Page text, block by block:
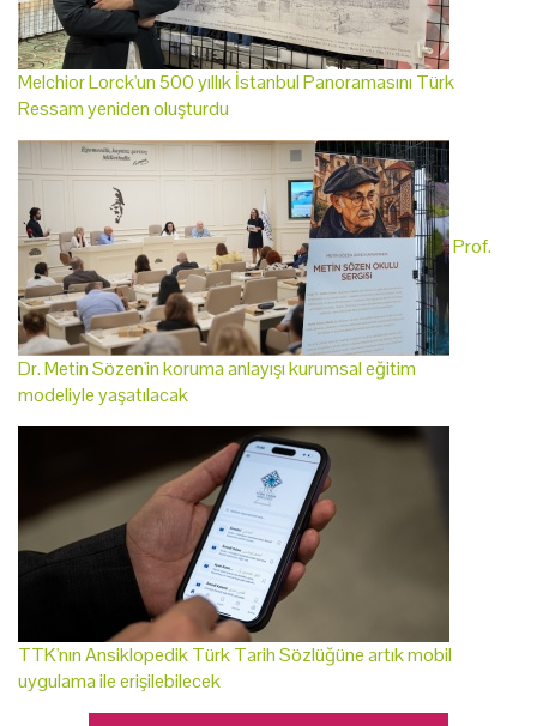
Melchior Lorck'un 500 yıllık İstanbul Panoramasını Türk
Ressam yeniden oluşturdu
Prof.
Dr. Metin Sözen'in koruma anlayışı kurumsal eğitim
modeliyle yaşatılacak
TTK'nın Ansiklopedik Türk Tarih Sözlüğüne artık mobil
uygulama ile erişilebilecek